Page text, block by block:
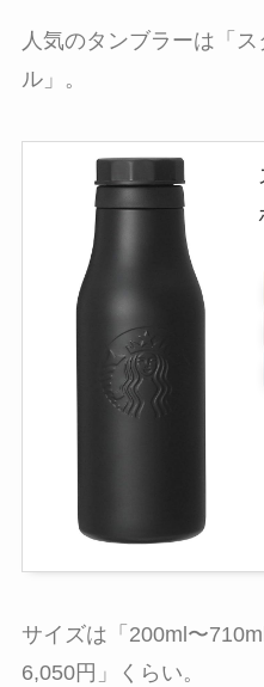
人気のタンブラーは「
ル」。
サイズは「200ml〜
6,050円」くらい。